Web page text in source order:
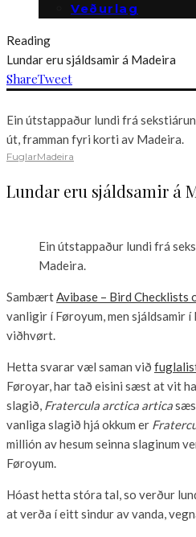
Veðurlag
Reading
Lundar eru sjáldsamir á Madeira
ShareTweet
Ein útstappaður lundi frá
út, framman fyri korti av Madeira.
FuglarMadeira
Lundar eru sjáldsamir á
Ein útstappaður lundi frá
Madeira.
SambærtAvibase – Bird Checklists
vanligir í Føroyum, men sjáldsamir
viðhvørt.
Hetta svarar væl saman við
Føroyar, har tað eisini sæst at vit
slagið, Fratercula arctica artica
vanliga slagið hjá okkum er
millión av hesum seinna slaginum
Føroyum.
Hóast hetta stóra tal, so verður
at verða í eitt sindur av vanda,